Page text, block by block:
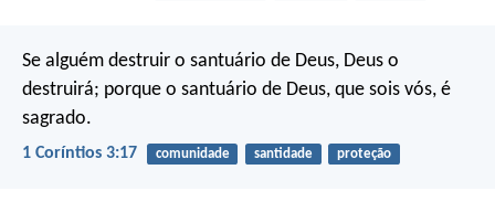
Se alguém destruir o santuário de Deus, Deus o
destruirá; porque o santuário de Deus, que sois vós, é
sagrado.
1 Coríntios 3:17 comunidade santidade proteção